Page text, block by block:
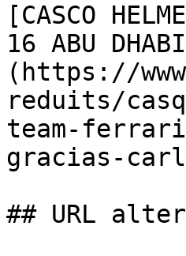
[CASCO
16 ABU
(https://
reduits/
team-
gracias-
## URL